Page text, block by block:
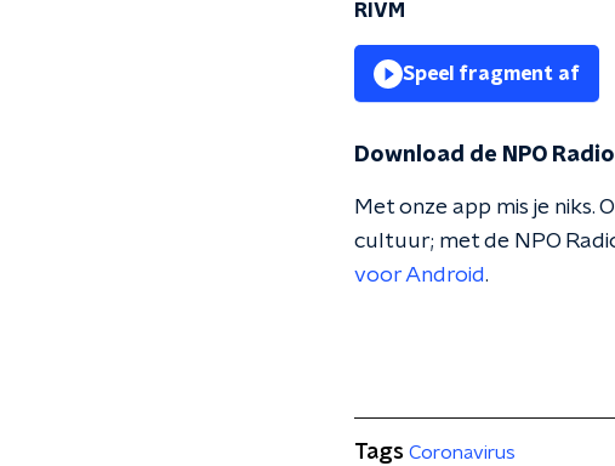
RIVM
Speel fragment af
Download de NPO
Met onze app mis je niks.
cultuur; met de NPO
voor Android.
Tags Coronavirus